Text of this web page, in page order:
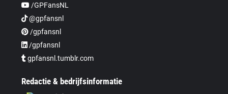
/GPFansNL
@gpfansnl
/gpfansnl
/gpfansnl
gpfansnl.tumblr.com
Redactie & bedrijfsinformatie